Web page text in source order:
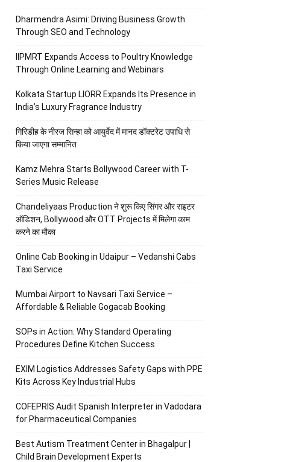
Dharmendra Asimi: Driving Business Growth
Through SEO and Technology
IIPMRT Expands Access to Poultry Knowledge
Through Online Learning and Webinars
Kolkata Startup LIORR Expands Its Presence in
India’s Luxury Fragrance Industry
गिरिडीह के नीरज सिन्हा को आयुर्वेद में मानद डॉक्टरेट उपाधि से
किया जाएगा सम्मानित
Kamz Mehra Starts Bollywood Career with T-
Series Music Release
Chandeliyaas Production ने शुरू किए सिंगर और राइटर
ऑडिशन, Bollywood और OTT Projects में मिलेगा काम
करने का मौका
Online Cab Booking in Udaipur – Vedanshi Cabs
Taxi Service
Mumbai Airport to Navsari Taxi Service –
Affordable & Reliable Gogacab Booking
SOPs in Action: Why Standard Operating
Procedures Define Kitchen Success
EXIM Logistics Addresses Safety Gaps with PPE
Kits Across Key Industrial Hubs
COFEPRIS Audit Spanish Interpreter in Vadodara
for Pharmaceutical Companies
Best Autism Treatment Center in Bhagalpur |
Child Brain Development Experts